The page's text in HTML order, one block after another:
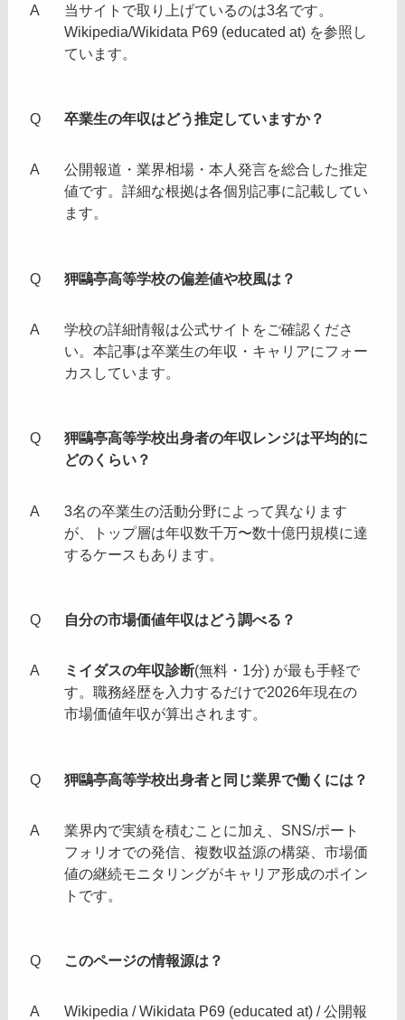
当サイトで取り上げているのは3名です。
Wikipedia/Wikidata P69 (educated at) を参照し
ています。
卒業生の年収はどう推定していますか？
公開報道・業界相場・本人発言を総合した推定
値です。詳細な根拠は各個別記事に記載してい
ます。
狎鷗亭高等学校の偏差値や校風は？
学校の詳細情報は公式サイトをご確認くださ
い。本記事は卒業生の年収・キャリアにフォー
カスしています。
狎鷗亭高等学校出身者の年収レンジは平均的に
どのくらい？
3名の卒業生の活動分野によって異なります
が、トップ層は年収数千万〜数十億円規模に達
するケースもあります。
自分の市場価値年収はどう調べる？
ミイダスの年収診断(無料・1分) が最も手軽で
す。職務経歴を入力するだけで2026年現在の
市場価値年収が算出されます。
狎鷗亭高等学校出身者と同じ業界で働くには？
業界内で実績を積むことに加え、SNS/ポート
フォリオでの発信、複数収益源の構築、市場価
値の継続モニタリングがキャリア形成のポイン
トです。
このページの情報源は？
Wikipedia / Wikidata P69 (educated at) / 公開報